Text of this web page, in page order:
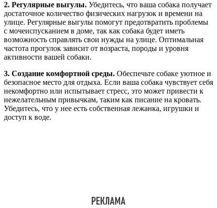
2. Регулярные выгулы. Убедитесь, что ваша собака получает
достаточное количество физических нагрузок и времени на
улице. Регулярные выгулы помогут предотвратить проблемы
с мочеиспусканием в доме, так как собака будет иметь
возможность справлять свои нужды на улице. Оптимальная
частота прогулок зависит от возраста, породы и уровня
активности вашей собаки.
3. Создание комфортной среды. Обеспечьте собаке уютное и
безопасное место для отдыха. Если ваша собака чувствует себя
некомфортно или испытывает стресс, это может привести к
нежелательным привычкам, таким как писание на кровать.
Убедитесь, что у нее есть собственная лежанка, игрушки и
доступ к воде.